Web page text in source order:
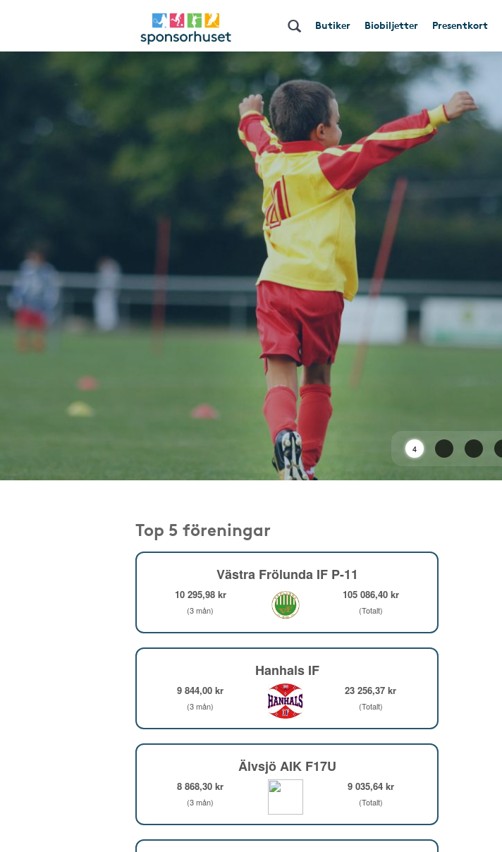
Butiker Biobiljetter Presentkort
2
Top 5 föreningar
Västra Frölunda IF P-11
10 295,98 kr
(3 mån)
105 086,40 kr
(Totalt)
Hanhals IF
9 844,00 kr
(3 mån)
23 256,37 kr
(Totalt)
Älvsjö AIK F17U
8 868,30 kr
(3 mån)
9 035,64 kr
(Totalt)